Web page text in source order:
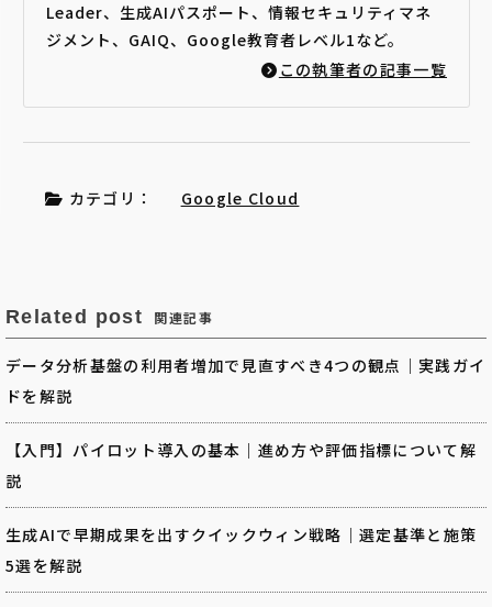
Leader、生成AIパスポート、情報セキュリティマネ
ジメント、GAIQ、Google教育者レベル1など。
この執筆者の記事一覧
カテゴリ： Google Cloud
Related post 関連記事
データ分析基盤の利用者増加で見直すべき4つの観点｜実践ガイ
ドを解説
【入門】パイロット導入の基本｜進め方や評価指標について解
説
生成AIで早期成果を出すクイックウィン戦略｜選定基準と施策
5選を解説